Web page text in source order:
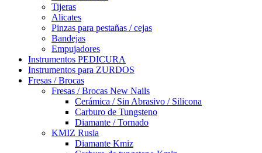
Tijeras
Alicates
Pinzas para pestañas / cejas
Bandejas
Empujadores
Instrumentos PEDICURA
Instrumentos para ZURDOS
Fresas / Brocas
Fresas / Brocas New Nails
Cerámica / Sin Abrasivo / Silicona
Carburo de Tungsteno
Diamante / Tornado
KMIZ Rusia
Diamante Kmiz